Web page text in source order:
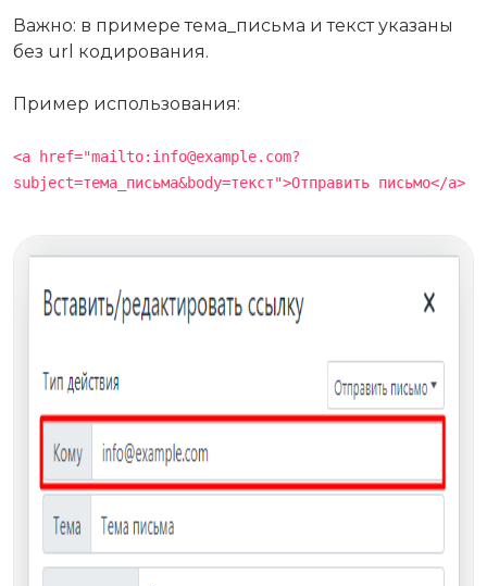
Важно: в примере тема_письма и текст указаны
без url кодирования.
Пример использования:
<a href="mailto:info@example.com?
subject=тема_письма&body=текст">Отправить письмо</a>